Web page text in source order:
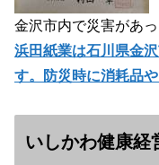
金沢市内で災害があ
浜田紙業は石川県金
す。防災時に消耗品
いしかわ健康経